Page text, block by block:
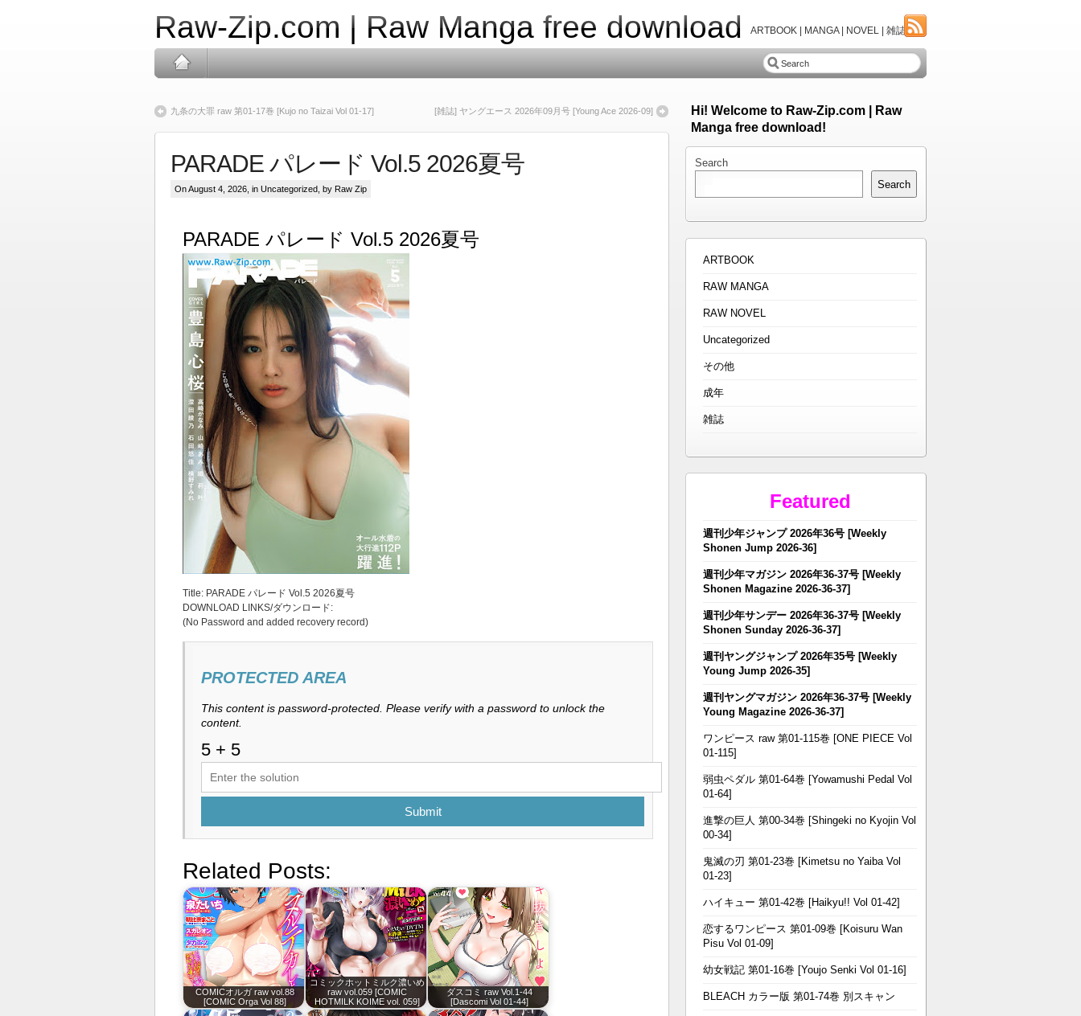
Raw-Zip.com | Raw Manga free download ARTBOOK | MANGA | NOVEL | 雑誌
九条の大罪 raw 第01-17巻 [Kujo no Taizai Vol 01-17] [雑誌] ヤングエース 2026年09月号 [Young Ace 2026-09]
PARADE パレード Vol.5 2026夏号
On August 4, 2026, in Uncategorized , by Raw Zip
PARADE パレード Vol.5 2026夏号
Title: PARADE パレード Vol.5 2026夏号
DOWNLOAD LINKS/ダウンロード:
(No Password and added recovery record)
PROTECTED AREA
This content is password-protected. Please verify with a password to unlock the
content.
Submit
Related Posts:
COMICオルガ raw vol.88
[COMIC Orga Vol 88]
コミックホットミルク濃いめ
raw vol.059 [COMIC
HOTMILK KOIME vol. 059]
ダスコミ raw Vol.1-44
[Dascomi Vol 01-44]
Hi! Welcome to Raw-Zip.com | Raw
Manga free download!
Search
Search
ARTBOOK
RAW MANGA
RAW NOVEL
Uncategorized
その他
成年
雑誌
Featured
週刊少年ジャンプ 2026年36号 [Weekly
Shonen Jump 2026-36]
週刊少年マガジン 2026年36-37号 [Weekly
Shonen Magazine 2026-36-37]
週刊少年サンデー 2026年36-37号 [Weekly
Shonen Sunday 2026-36-37]
週刊ヤングジャンプ 2026年35号 [Weekly
Young Jump 2026-35]
週刊ヤングマガジン 2026年36-37号 [Weekly
Young Magazine 2026-36-37]
ワンピース raw 第01-115巻 [ONE PIECE Vol
01-115]
弱虫ペダル 第01-64巻 [Yowamushi Pedal Vol
01-64]
進撃の巨人 第00-34巻 [Shingeki no Kyojin Vol
00-34]
鬼滅の刃 第01-23巻 [Kimetsu no Yaiba Vol
01-23]
ハイキュー 第01-42巻 [Haikyu!! Vol 01-42]
恋するワンピース 第01-09巻 [Koisuru Wan
Pisu Vol 01-09]
幼女戦記 第01-16巻 [Youjo Senki Vol 01-16]
BLEACH カラー版 第01-74巻 別スキャン